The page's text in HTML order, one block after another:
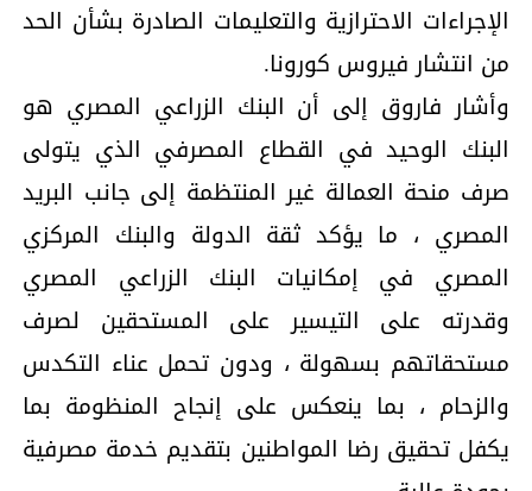
الإجراءات الاحترازية والتعليمات الصادرة بشأن الحد
من انتشار فيروس كورونا.
وأشار فاروق إلى أن البنك الزراعي المصري هو
البنك الوحيد في القطاع المصرفي الذي يتولى
صرف منحة العمالة غير المنتظمة إلى جانب البريد
المصري ، ما يؤكد ثقة الدولة والبنك المركزي
المصري في إمكانيات البنك الزراعي المصري
وقدرته على التيسير على المستحقين لصرف
مستحقاتهم بسهولة ، ودون تحمل عناء التكدس
والزحام ، بما ينعكس على إنجاح المنظومة بما
يكفل تحقيق رضا المواطنين بتقديم خدمة مصرفية